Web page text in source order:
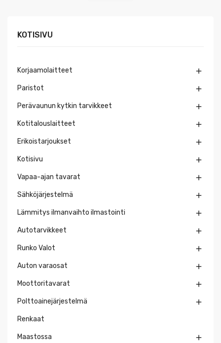
KOTISIVU
Korjaamolaitteet 
Paristot 
Perävaunun kytkin tarvikkeet 
Kotitalouslaitteet 
Erikoistarjoukset 
Kotisivu 
Vapaa-ajan tavarat 
Sähköjärjestelmä 
Lämmitys ilmanvaihto ilmastointi 
Autotarvikkeet 
Runko Valot 
Auton varaosat 
Moottoritavarat 
Polttoainejärjestelmä 
Renkaat
Maastossa 